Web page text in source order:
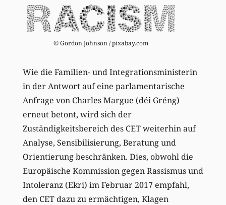
© Gordon Johnson / pixabay.com
Wie die Familien- und Integrationsministerin
in der Antwort auf eine parlamentarische
Anfrage von Charles Margue (déi Gréng)
erneut betont, wird sich der
Zuständigkeitsbereich des CET weiterhin auf
Analyse, Sensibilisierung, Beratung und
Orientierung beschränken. Dies, obwohl die
Europäische Kommission gegen Rassismus und
Intoleranz (Ekri) im Februar 2017 empfahl,
den CET dazu zu ermächtigen, Klagen